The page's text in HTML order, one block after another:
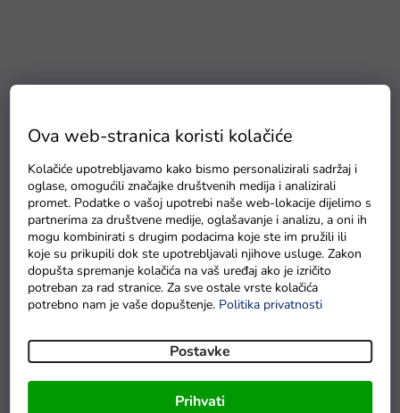
Ova web-stranica koristi kolačiće
Kolačiće upotrebljavamo kako bismo personalizirali sadržaj i
oglase, omogućili značajke društvenih medija i analizirali
promet. Podatke o vašoj upotrebi naše web-lokacije dijelimo s
partnerima za društvene medije, oglašavanje i analizu, a oni ih
mogu kombinirati s drugim podacima koje ste im pružili ili
koje su prikupili dok ste upotrebljavali njihove usluge. Zakon
dopušta spremanje kolačića na vaš uređaj ako je izričito
potreban za rad stranice. Za sve ostale vrste kolačića
potrebno nam je vaše dopuštenje. Politika privatnosti
Postavke
Prihvati